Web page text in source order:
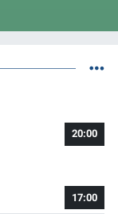
20:00
17:00